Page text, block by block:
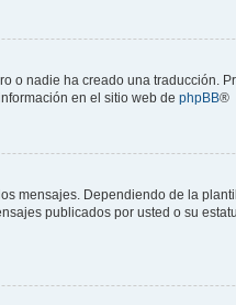
nadie ha creado una traducción.
en el sitio web de phpBB®
mensajes. Dependiendo de la
publicados por usted o su